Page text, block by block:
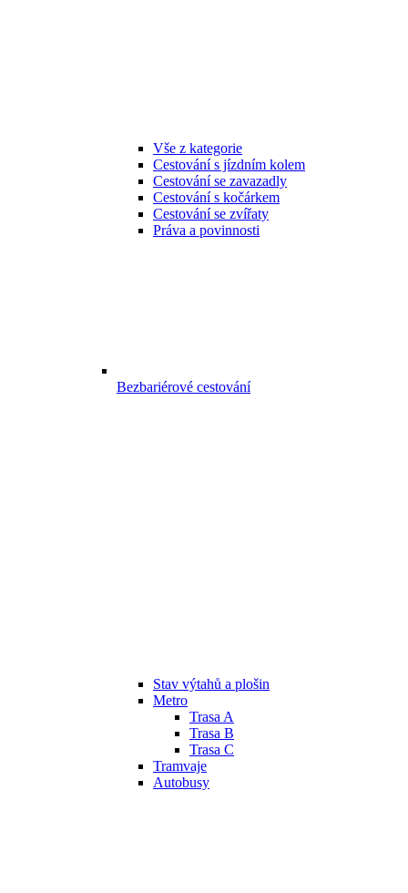
Vše z kategorie
Cestování s jízdním kolem
Cestování se zavazadly
Cestování s kočárkem
Cestování se zvířaty
Práva a povinnosti
Bezbariérové cestování
Stav výtahů a plošin
Metro
Trasa A
Trasa B
Trasa C
Tramvaje
Autobusy